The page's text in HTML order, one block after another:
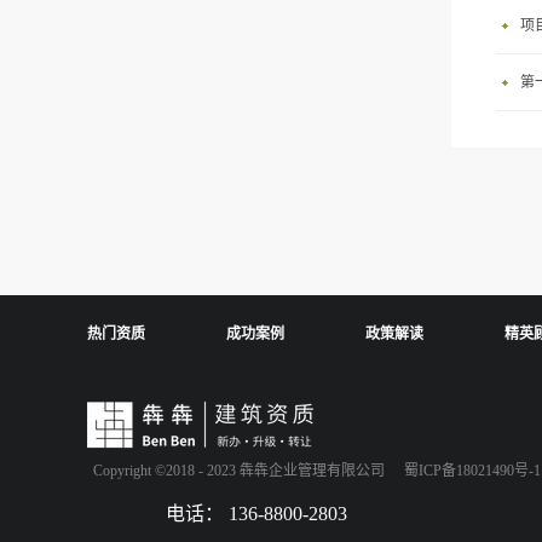
项
第
热门资质 成功案例 政策解读 精英
Copyright ©2018 - 2023 犇犇企业管理有限公司 蜀ICP备18021490号-1
电话： 136-8800-2803